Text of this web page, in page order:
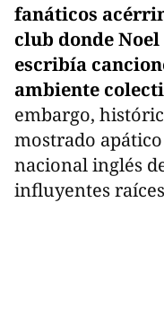
fanáticos
club donde
escribía
ambiente
embargo,
mostrado
nacional inglés
influyentes